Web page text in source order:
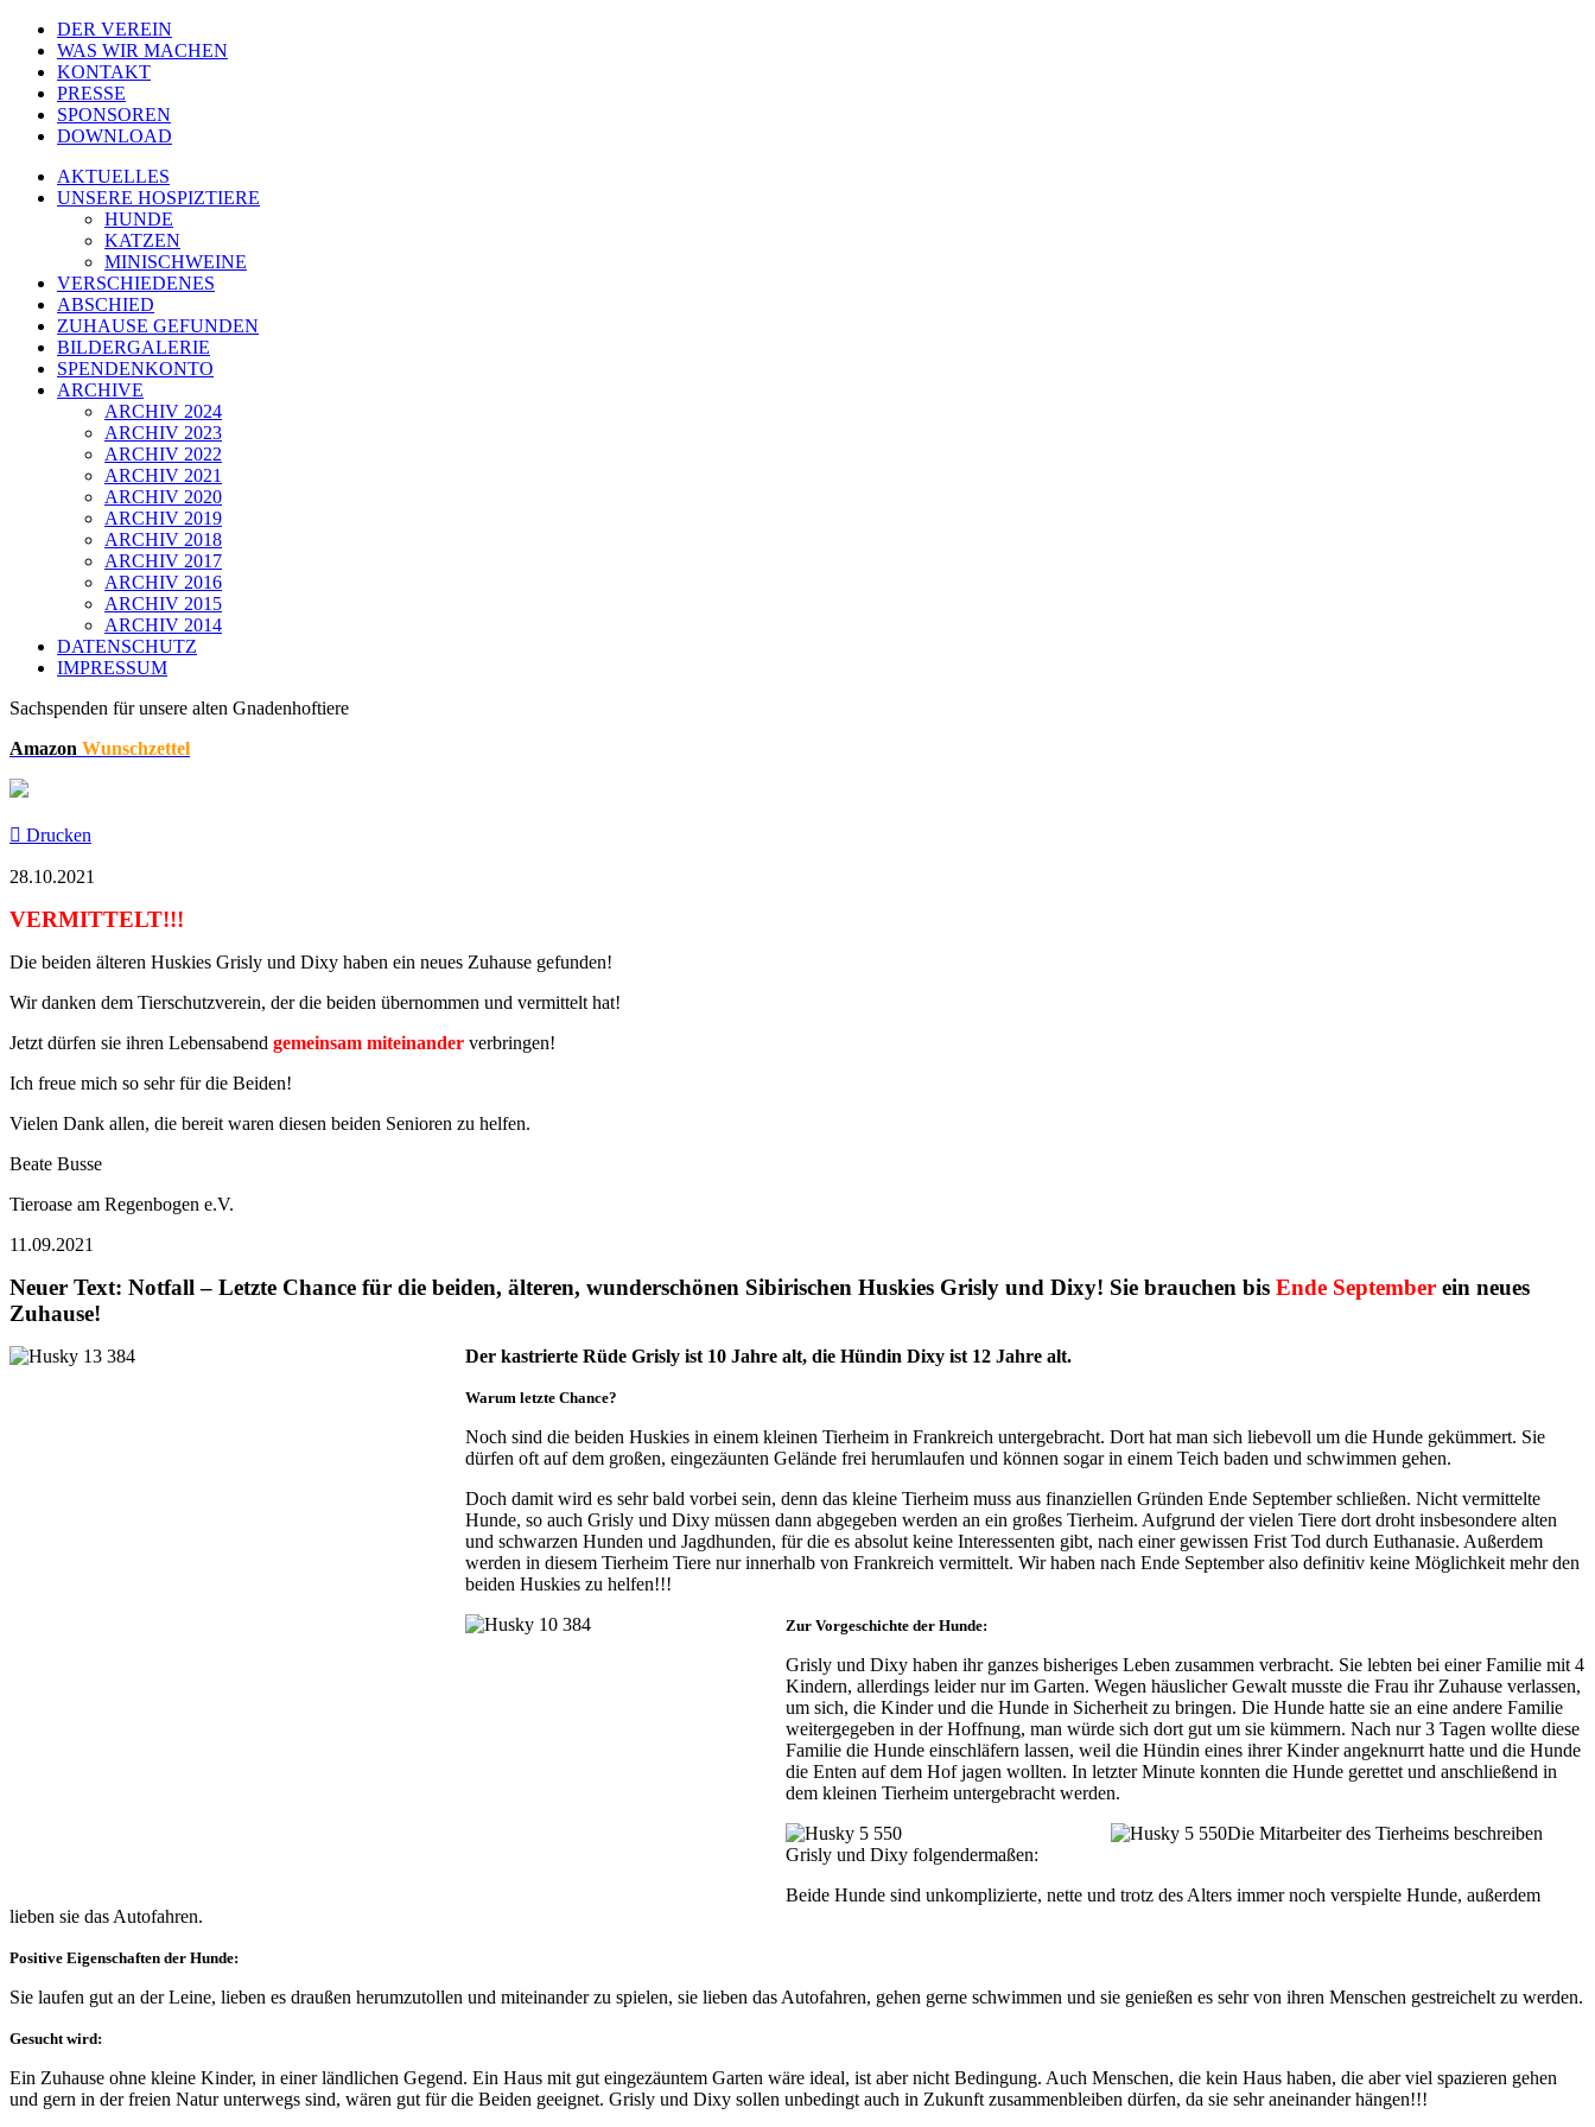
DER VEREIN
WAS WIR MACHEN
KONTAKT
PRESSE
SPONSOREN
DOWNLOAD
AKTUELLES
UNSERE HOSPIZTIERE
HUNDE
KATZEN
MINISCHWEINE
VERSCHIEDENES
ABSCHIED
ZUHAUSE GEFUNDEN
BILDERGALERIE
SPENDENKONTO
ARCHIVE
ARCHIV 2024
ARCHIV 2023
ARCHIV 2022
ARCHIV 2021
ARCHIV 2020
ARCHIV 2019
ARCHIV 2018
ARCHIV 2017
ARCHIV 2016
ARCHIV 2015
ARCHIV 2014
DATENSCHUTZ
IMPRESSUM
Sachspenden für unsere alten Gnadenhoftiere
Amazon Wunschzettel
Drucken
28.10.2021
VERMITTELT!!!
Die beiden älteren Huskies Grisly und Dixy haben ein neues Zuhause gefunden!
Wir danken dem Tierschutzverein, der die beiden übernommen und vermittelt hat!
Jetzt dürfen sie ihren Lebensabend gemeinsam miteinander verbringen!
Ich freue mich so sehr für die Beiden!
Vielen Dank allen, die bereit waren diesen beiden Senioren zu helfen.
Beate Busse
Tieroase am Regenbogen e.V.
11.09.2021
Neuer Text: Notfall – Letzte Chance für die beiden, älteren, wunderschönen Sibirischen Huskies Grisly und Dixy! Sie brauchen bis Ende September ein neues
Zuhause!
Der kastrierte Rüde Grisly ist 10 Jahre alt, die Hündin Dixy ist 12 Jahre alt.
Warum letzte Chance?
Noch sind die beiden Huskies in einem kleinen Tierheim in Frankreich untergebracht. Dort hat man sich liebevoll um die Hunde gekümmert. Sie
dürfen oft auf dem großen, eingezäunten Gelände frei herumlaufen und können sogar in einem Teich baden und schwimmen gehen.
Doch damit wird es sehr bald vorbei sein, denn das kleine Tierheim muss aus finanziellen Gründen Ende September schließen. Nicht vermittelte
Hunde, so auch Grisly und Dixy müssen dann abgegeben werden an ein großes Tierheim. Aufgrund der vielen Tiere dort droht insbesondere alten
und schwarzen Hunden und Jagdhunden, für die es absolut keine Interessenten gibt, nach einer gewissen Frist Tod durch Euthanasie. Außerdem
werden in diesem Tierheim Tiere nur innerhalb von Frankreich vermittelt. Wir haben nach Ende September also definitiv keine Möglichkeit mehr den
beiden Huskies zu helfen!!!
Zur Vorgeschichte der Hunde:
Grisly und Dixy haben ihr ganzes bisheriges Leben zusammen verbracht. Sie lebten bei einer Familie mit 4
Kindern, allerdings leider nur im Garten. Wegen häuslicher Gewalt musste die Frau ihr Zuhause verlassen,
um sich, die Kinder und die Hunde in Sicherheit zu bringen. Die Hunde hatte sie an eine andere Familie
weitergegeben in der Hoffnung, man würde sich dort gut um sie kümmern. Nach nur 3 Tagen wollte diese
Familie die Hunde einschläfern lassen, weil die Hündin eines ihrer Kinder angeknurrt hatte und die Hunde
die Enten auf dem Hof jagen wollten. In letzter Minute konnten die Hunde gerettet und anschließend in
dem kleinen Tierheim untergebracht werden.
Die Mitarbeiter des Tierheims beschreiben
Grisly und Dixy folgendermaßen:
Beide Hunde sind unkomplizierte, nette und trotz des Alters immer noch verspielte Hunde, außerdem
lieben sie das Autofahren.
Positive Eigenschaften der Hunde:
Sie laufen gut an der Leine, lieben es draußen herumzutollen und miteinander zu spielen, sie lieben das Autofahren, gehen gerne schwimmen und sie genießen es sehr von ihren Menschen gestreichelt zu werden.
Gesucht wird:
Ein Zuhause ohne kleine Kinder, in einer ländlichen Gegend. Ein Haus mit gut eingezäuntem Garten wäre ideal, ist aber nicht Bedingung. Auch Menschen, die kein Haus haben, die aber viel spazieren gehen
und gern in der freien Natur unterwegs sind, wären gut für die Beiden geeignet. Grisly und Dixy sollen unbedingt auch in Zukunft zusammenbleiben dürfen, da sie sehr aneinander hängen!!!